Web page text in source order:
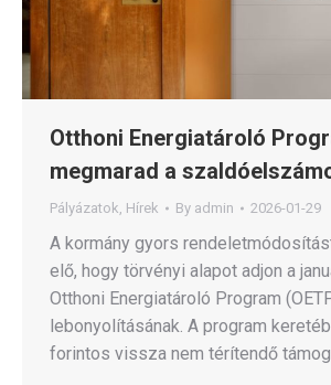
Otthoni Energiatároló
megmarad a
Pályázatok, Hírek By admin 2026-01-29
A kormány gyors
elő, hogy törvényi alapot adjon a
Otthoni Energiatároló Program
lebonyolításának. A program
forintos vissza nem térítendő